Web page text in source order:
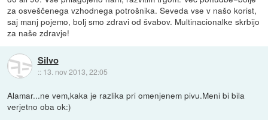
za osveščenega vzhodnega potrošnika. Seveda vse v našo korist,
saj manj pojemo, bolj smo zdravi od švabov. Multinacionalke skrbijo
za naše zdravje!
Silvo
:: 13. nov 2013, 22:05
Alamar...ne vem,kaka je razlika pri omenjenem pivu.Meni bi bila
verjetno oba ok:)